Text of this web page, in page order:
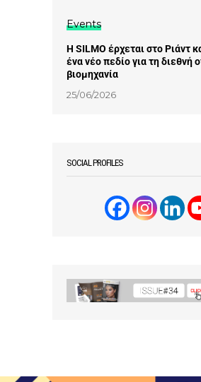
Events
Η SILMO έρχεται στο Ριάντ
ένα νέο πεδίο για τη διεθνή
βιομηχανία
25/06/2026
SOCIAL PROFILES